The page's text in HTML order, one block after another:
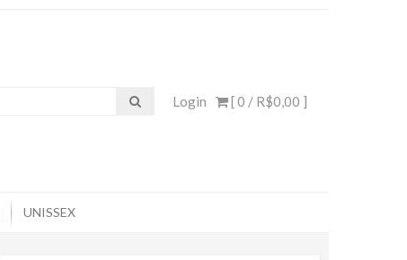
[ 0 / R$0,00 ]
Login
UNISSEX